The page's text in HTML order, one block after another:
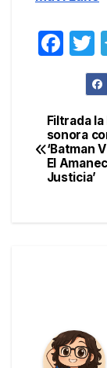
F
e
b
o
de
Filtrada
sonora
‘Batman
El
Justicia’